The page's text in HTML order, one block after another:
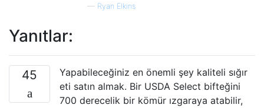
— Ryan Elkins
Yanıtlar:
45
Yapabileceğiniz en önemli şey kaliteli sığır
eti satın almak. Bir USDA Select bifteğini
700 derecelik bir kömür ızgaraya atabilir,